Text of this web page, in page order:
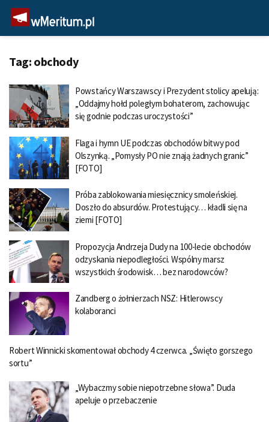
Tag: obchody
Powstańcy Warszawscy i Prezydent stolicy apelują:
„Oddajmy hołd poległym bohaterom, zachowując
się godnie podczas uroczystości”
Flaga i hymn UE podczas obchodów bitwy pod
Olszynką. „Pomysły PO nie znają żadnych granic”
[FOTO]
Próba zablokowania miesięcznicy smoleńskiej.
Doszło do absurdów. Protestujący… kładli się na
ziemi [FOTO]
Propozycja Andrzeja Dudy na 100-lecie obchodów
odzyskania niepodległości. Wspólny marsz
wszystkich środowisk… bez narodowców?
Zandberg o żołnierzach NSZ: Hitlerowscy
kolaboranci
Robert Winnicki skomentował obchody 4 czerwca. „Święto gorszego
sortu”
„Wybaczmy sobie niepotrzebne słowa”. Duda
apeluje o przebaczenie